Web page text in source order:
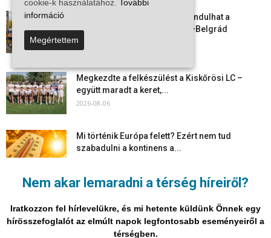
Nem akar lemaradni a térség híreiről?
Iratkozzon fel hírlevelükre, és mi hetente küldünk Önnek egy
hírösszefoglalót az elmúlt napok legfontosabb eseményeiről a
térségben.
Vitézy Dávid: már ősszel újraindulhat a
személyszállítás a Budapest–Belgrád
vasútvonalon
Megkezdte a felkészülést a Kiskőrösi LC –
együtt maradt a keret,...
2026-08-06
Mi történik Európa felett? Ezért nem tud
szabadulni a kontinens a...
Kiskőrösön – útburkolati jeleket festenek és...
2026-08-05
cookie-k használatához. További
információ
Megértettem